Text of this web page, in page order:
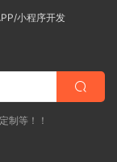
小程序开发
制等！！